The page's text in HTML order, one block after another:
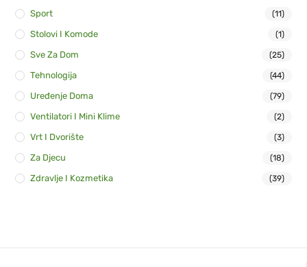
Sport (11)
Stolovi I Komode (1)
Sve Za Dom (25)
Tehnologija (44)
Uređenje Doma (79)
Ventilatori I Mini Klime (2)
Vrt I Dvorište (3)
Za Djecu (18)
Zdravlje I Kozmetika (39)